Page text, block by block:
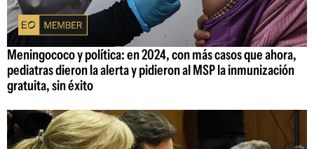
Meningococo y política: en 2024, con más casos que ahora,
pediatras dieron la alerta y pidieron al MSP la inmunización
gratuita, sin éxito